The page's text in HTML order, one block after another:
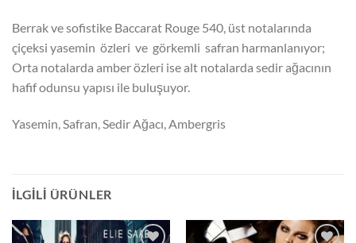
Berrak ve sofistike Baccarat Rouge 540, üst notalarında
çiçeksi yasemin özleri ve görkemli safran harmanlanıyor;
Orta notalarda amber özleri ise alt notalarda sedir ağacının
hafif odunsu yapısı ile buluşuyor.
Yasemin, Safran, Sedir Ağacı, Ambergris
İLGILI ÜRÜNLER